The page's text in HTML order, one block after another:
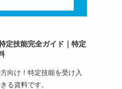
定技能完全ガイド｜特定
向け！特定技能を受け入
る資料です。